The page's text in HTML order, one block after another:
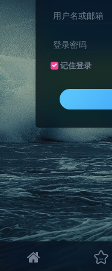
用户名或邮箱
登录密码
记住登录